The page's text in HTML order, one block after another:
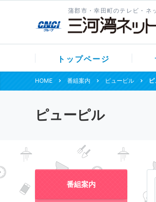
蒲郡市・幸田町のテレビ・ネ
トップページ
HOME 番組案内 ピューピル
ピューピル
番組案内